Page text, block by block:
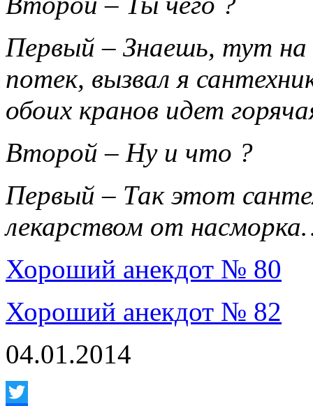
Первый – Знаешь, тут на
потек, вызвал я
обоих кранов идет
Второй – Hу и что ?
Первый – Так этот
лекарством от
Хороший анекдот № 80
Хороший анекдот № 82
04.01.2014